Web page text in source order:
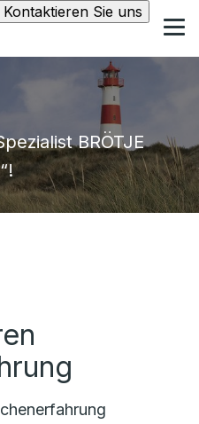
Kontaktieren Sie uns
BRÖTJE